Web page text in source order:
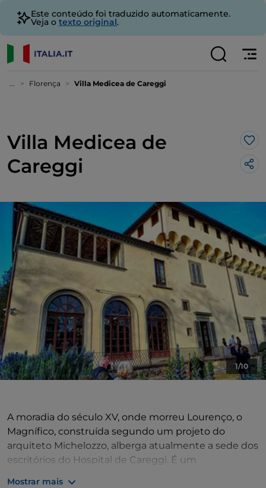
Este conteúdo foi traduzido automaticamente.
Veja o texto original.
... Florença Villa Medicea de Careggi
Villa Medicea de
Careggi
1/10
A moradia do século XV, onde morreu Lourenço, o
Magnífico, construída segundo um projeto do
arquiteto Michelozzo, alberga atualmente a sede dos
escritórios do Hospital de Careggi. É um
Mostrar mais